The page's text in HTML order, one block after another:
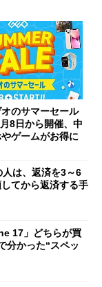
のサマーセール
8日から開催、中
ゲームがお得に
は、返済を3～6
てから返済する手
17」どちらが買
分かった“スペッ